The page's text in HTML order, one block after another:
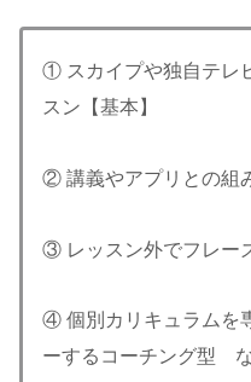
① スカイプや独自テレ
スン【基本】
② 講義やアプリとの組
③ レッスン外でフレー
④ 個別カリキュラムを
ーするコーチング型